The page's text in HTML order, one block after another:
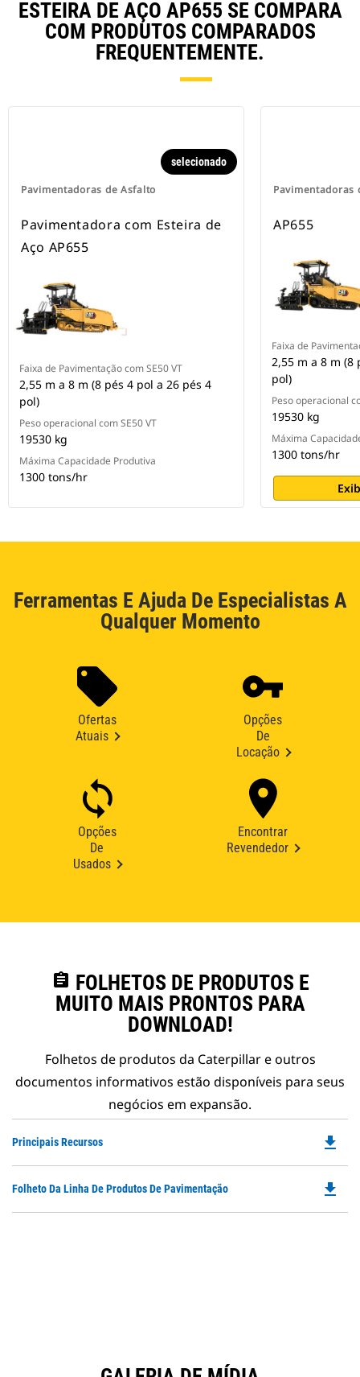
ESTEIRA DE AÇO AP655 SE COMPARA
COM PRODUTOS COMPARADOS
FREQUENTEMENTE.
Pavimentadoras de Asfalto
selecionado
Pavimentadora com Esteira de
Aço AP655
Faixa de Pavimentação com SE50 VT
2,55 m a 8 m (8 pés 4 pol a 26 pés 4
pol)
Peso operacional com SE50 VT
19530 kg
Máxima Capacidade Produtiva
1300 tons/hr
Pavimentadoras
AP655
Faixa de
2,55 m a 8 m (8
pol)
Peso operacional
19530 kg
Máxima
1300 tons/hr
Ferramentas E Ajuda De Especialistas A
Qualquer Momento
Ofertas
Atuais
Opções
De
Locação
Opções
De
Usados
Encontrar
Revendedor
assignment FOLHETOS DE PRODUTOS E
MUITO MAIS PRONTOS PARA
DOWNLOAD!
Folhetos de produtos da Caterpillar e outros
documentos informativos estão disponíveis para seus
negócios em expansão.
Principais Recursos
a
file_download
Folheto Da Linha De Produtos De Pavimentação file_download